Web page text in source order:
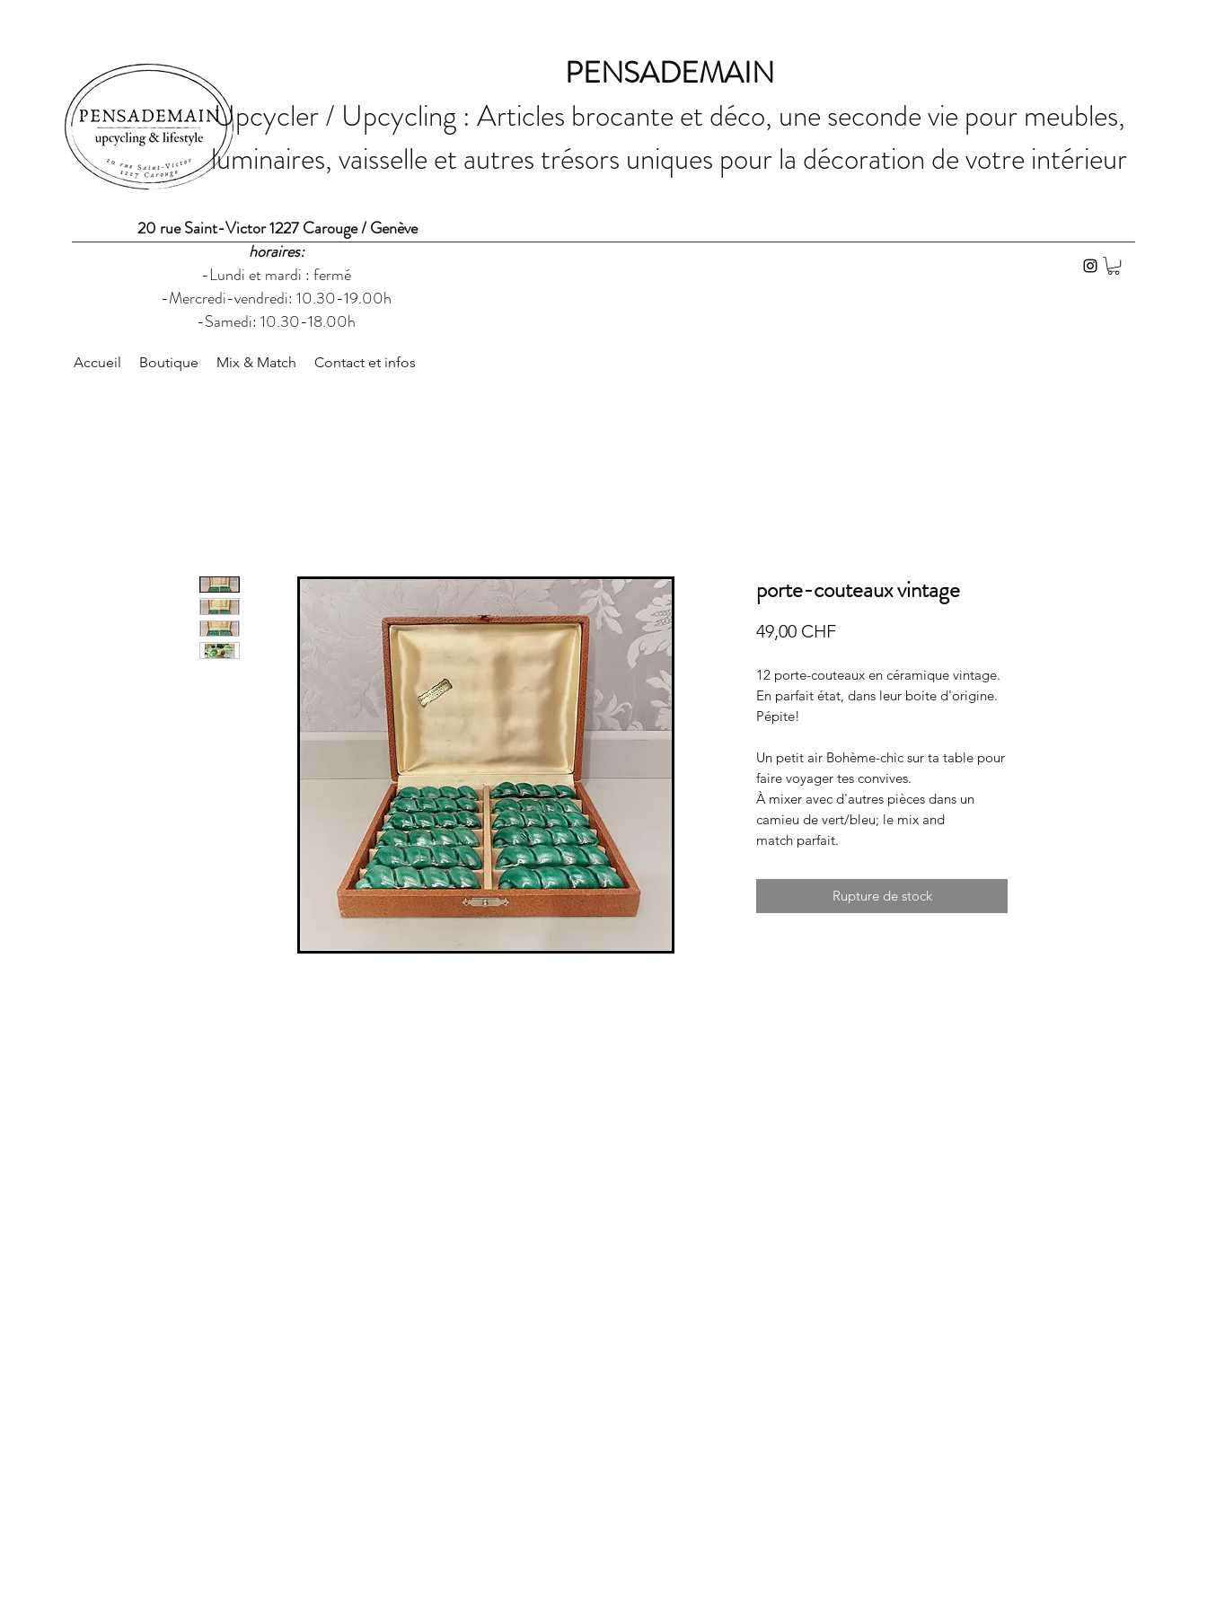
PENSADEMAIN
Upcycler / Upcycling : Articles brocante et déco, une seconde vie pour meubles,
luminaires, vaisselle et autres trésors uniques pour la décoration de votre intérieur
20 rue Saint-Victor 1227 Carouge / Genève
horaires:
-Lundi et mardi : fermé
-Mercredi-vendredi: 10.30-19.00h
-Samedi: 10.30-18.00h
Accueil Boutique Mix & Match Contact et infos
porte-couteaux vintage
49,00 CHFPrix
12 porte-couteaux en céramique vintage.
En parfait état, dans leur boite d'origine.
Pépite!
Un petit air Bohème-chic sur ta table pour
faire voyager tes convives.
À mixer avec d'autres pièces dans un
camieu de vert/bleu; le mix and
match parfait.
Rupture de stock